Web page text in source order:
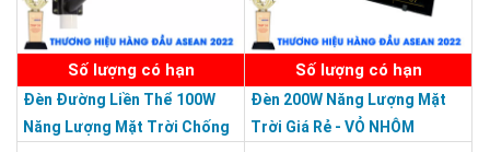
SẢN PHẨM DỊCH VỤ CHẤT LƯỢNG ASEAN 2019
Số lượng có hạn
Đèn Đường Liền Thể 100W
Năng Lượng Mặt Trời Chống
Số lượng có hạn
Đèn 200W Năng Lượng Mặt
Trời Giá Rẻ - VỎ NHÔM